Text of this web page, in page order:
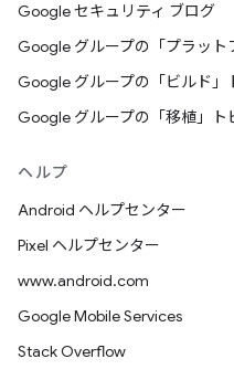
Google セキュリティ ブログ
Google グループの「プラット
Google グループの「ビルド」
Google グループの「移植」ト
ヘルプ
Android ヘルプセンター
Pixel ヘルプセンター
www.android.com
Google Mobile Services
Stack Overflow